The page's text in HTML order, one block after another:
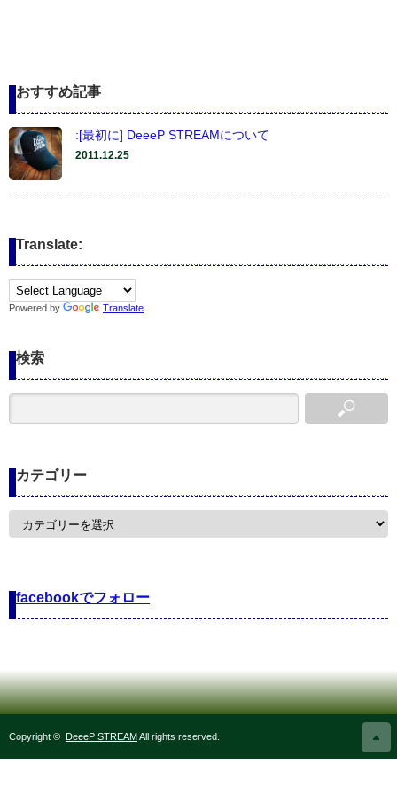
おすすめ記事
:[最初に] DeeeP STREAMについて
2011.12.25
Translate:
Powered by Translate
検索
カテゴリー
カ
facebookでフォロー
Copyright © DeeeP STREAMAll rights reserved.